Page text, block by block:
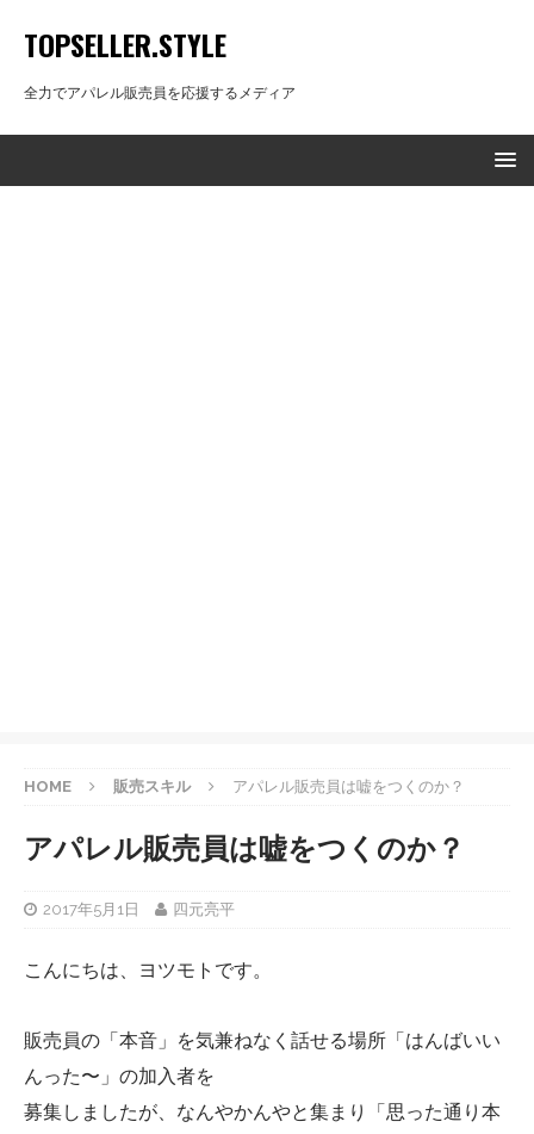
TOPSELLER.STYLE
全力でアパレル販売員を応援するメディア
HOME 販売スキル アパレル販売員は嘘をつくのか？
アパレル販売員は嘘をつくのか？
2017年5月1日 四元亮平
こんにちは、ヨツモトです。
販売員の「本音」を気兼ねなく話せる場所「はんばいい
んった〜」の加入者を
募集しましたが、なんやかんやと集まり「思った通り本